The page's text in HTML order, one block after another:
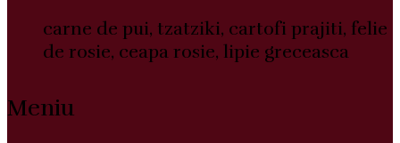
carne de pui, tzatziki, cartofi prajiti, felie
de rosie, ceapa rosie, lipie greceasca
Meniu